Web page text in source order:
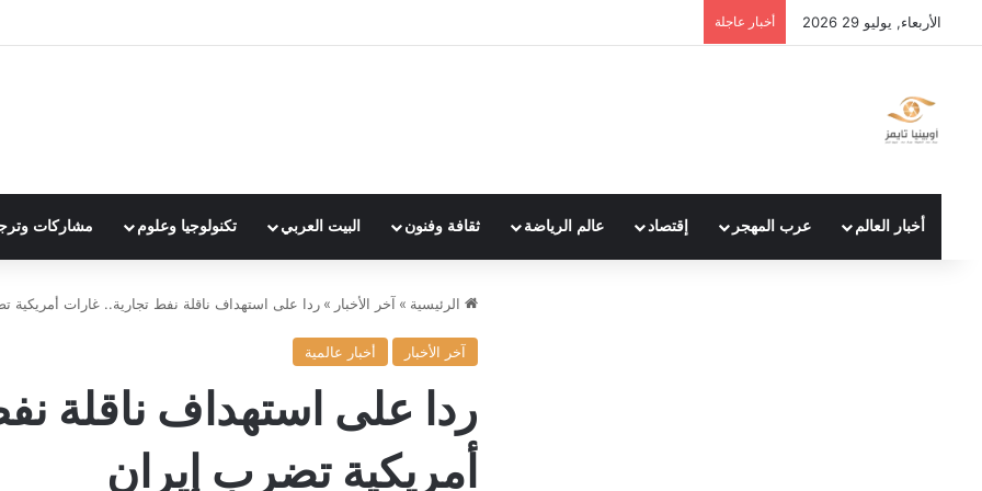
الأربعاء, يوليو 29 2026 أخبار عاجلة
أخبار العالم عرب المهجر إقتصاد عالم الرياضة ثقافة وفنون البيت العربي تكنولوجيا وعلوم مشاركات
الرئيسية » آخر الأخبار » ردا على استهداف ناقلة نفط تجارية.. غارات أمريكية
آخر الأخبار أخبار عالمية
ردا على استهداف ناقلة
أمريكية تضرب إيران